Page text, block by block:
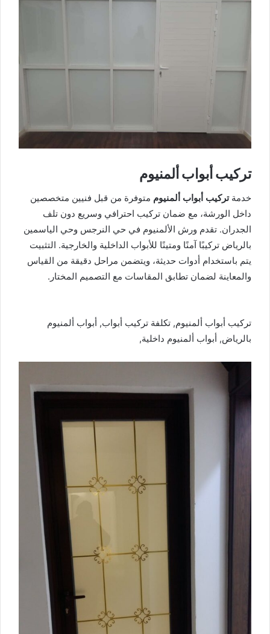
تركيب أبواب ألمنيوم
خدمةتركيب أبواب ألمنيوم متوفرة من قبل فنيين متخصصين
داخل الورشة، مع ضمان تركيب احترافي وسريع دون تلف
الجدران. تقدم ورش الألمنيوم في حي النرجس وحي الياسمين
بالرياض تركيبًا آمنًا ومتينًا للأبواب الداخلية والخارجية. التثبيت
يتم باستخدام أدوات حديثة، ويتضمن مراحل دقيقة من القياس
والمعاينة لضمان تطابق المقاسات مع التصميم المختار.
تركيب أبواب ألمنيوم, تكلفة تركيب أبواب, أبواب ألمنيوم
بالرياض, أبواب ألمنيوم داخلية,